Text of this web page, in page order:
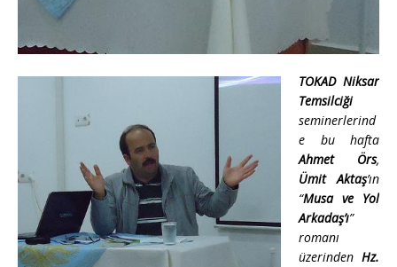
TOKAD Niksar
Temsilciği
seminerlerind
e bu hafta
Ahmet Örs,
Ümit Aktaş’ın
“Musa ve Yol
Arkadaş’ı”
romanı
üzerinden Hz.